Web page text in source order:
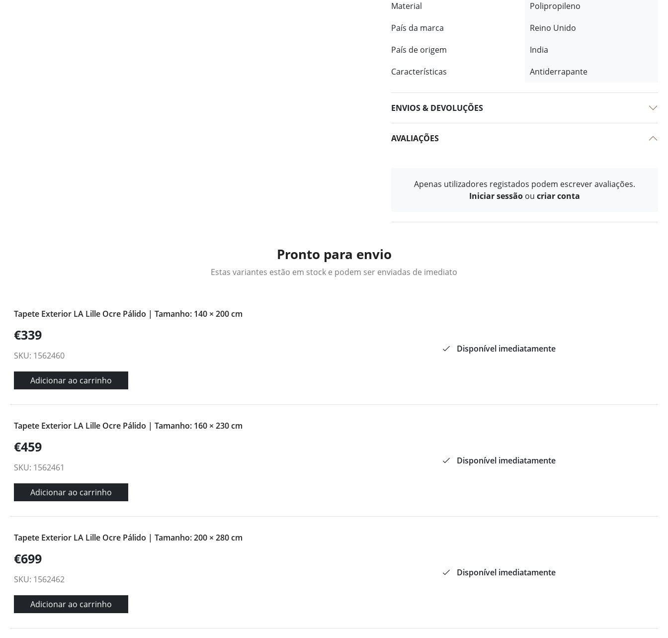
Material
Polipropileno
País da marca
Reino Unido
País de origem
India
Características
Antiderrapante
ENVIOS & DEVOLUÇÕES
AVALIAÇÕES
Apenas utilizadores registados podem escrever avaliações.
Iniciar sessão ou criar conta
Pronto para envio
Estas variantes estão em stock e podem ser enviadas de imediato
Tapete Exterior LA Lille Ocre Pálido | Tamanho: 140 × 200 cm
€339
SKU: 1562460
Adicionar ao carrinho
Disponível imediatamente
Tapete Exterior LA Lille Ocre Pálido | Tamanho: 160 × 230 cm
€459
SKU: 1562461
Adicionar ao carrinho
Disponível imediatamente
Tapete Exterior LA Lille Ocre Pálido | Tamanho: 200 × 280 cm
€699
SKU: 1562462
Adicionar ao carrinho
Disponível imediatamente